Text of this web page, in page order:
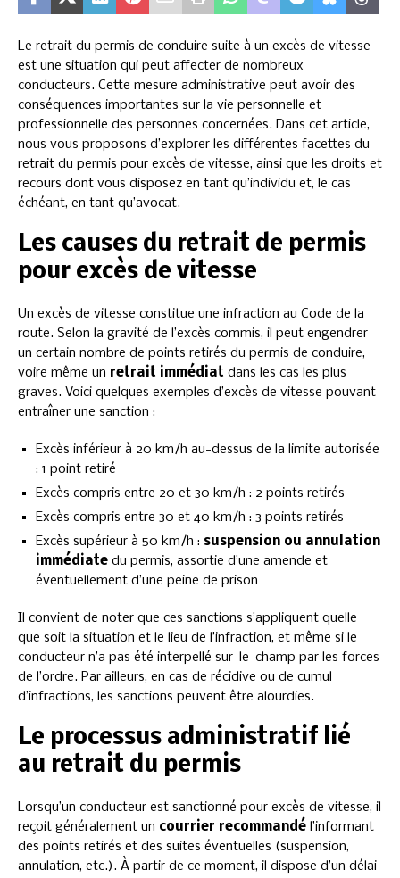
Le retrait du permis de conduire suite à un excès de vitesse
est une situation qui peut affecter de nombreux
conducteurs. Cette mesure administrative peut avoir des
conséquences importantes sur la vie personnelle et
professionnelle des personnes concernées. Dans cet article,
nous vous proposons d’explorer les différentes facettes du
retrait du permis pour excès de vitesse, ainsi que les droits et
recours dont vous disposez en tant qu’individu et, le cas
échéant, en tant qu’avocat.
Les causes du retrait de permis
pour excès de vitesse
Un excès de vitesse constitue une infraction au Code de la
route. Selon la gravité de l’excès commis, il peut engendrer
un certain nombre de points retirés du permis de conduire,
voire même un retrait immédiat dans les cas les plus
graves. Voici quelques exemples d’excès de vitesse pouvant
entraîner une sanction :
Excès inférieur à 20 km/h au-dessus de la limite autorisée
: 1 point retiré
Excès compris entre 20 et 30 km/h : 2 points retirés
Excès compris entre 30 et 40 km/h : 3 points retirés
Excès supérieur à 50 km/h : suspension ou annulation
immédiate du permis, assortie d’une amende et
éventuellement d’une peine de prison
Il convient de noter que ces sanctions s’appliquent quelle
que soit la situation et le lieu de l’infraction, et même si le
conducteur n’a pas été interpellé sur-le-champ par les forces
de l’ordre. Par ailleurs, en cas de récidive ou de cumul
d’infractions, les sanctions peuvent être alourdies.
Le processus administratif lié
au retrait du permis
Lorsqu’un conducteur est sanctionné pour excès de vitesse, il
reçoit généralement un courrier recommandé l’informant
des points retirés et des suites éventuelles (suspension,
annulation, etc.). À partir de ce moment, il dispose d’un délai